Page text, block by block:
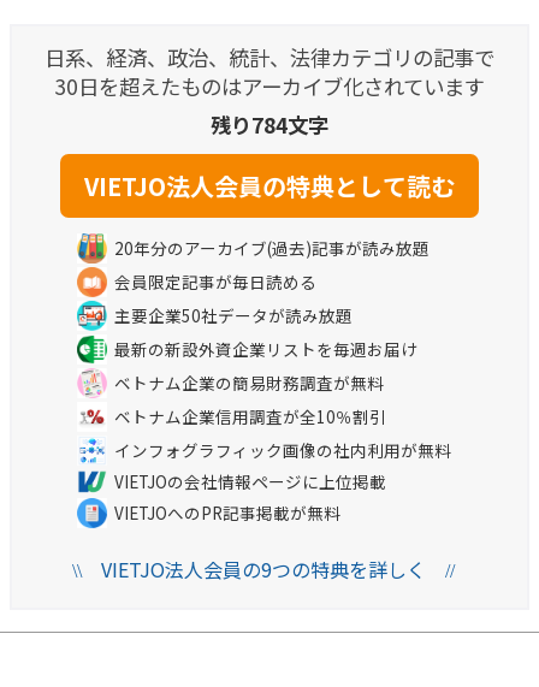
日系、経済、政治、統計、法律カテゴリの記事で
30日を超えたものはアーカイブ化されています
残り784文字
20年分のアーカイブ(過去)記事が読み放題
会員限定記事が毎日読める
主要企業50社データが読み放題
最新の新設外資企業リストを毎週お届け
ベトナム企業の簡易財務調査が無料
ベトナム企業信用調査が全10％割引
インフォグラフィック画像の社内利用が無料
VIETJOの会社情報ページに上位掲載
VIETJOへのPR記事掲載が無料
\\VIETJO法人会員の9つの特典を詳しく //